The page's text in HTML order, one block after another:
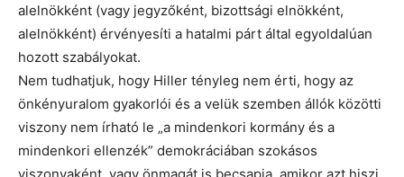
alelnökként (vagy jegyzőként, bizottsági elnökként,
alelnökként) érvényesíti a hatalmi párt által egyoldalúan
hozott szabályokat.
Nem tudhatjuk, hogy Hiller tényleg nem érti, hogy az
önkényuralom gyakorlói és a velük szemben állók közötti
viszony nem írható le „a mindenkori kormány és a
mindenkori ellenzék” demokráciában szokásos